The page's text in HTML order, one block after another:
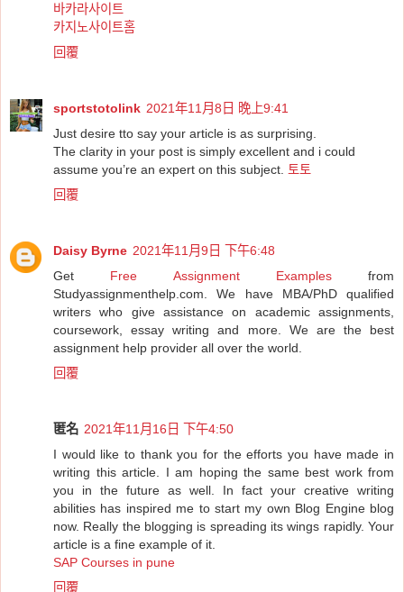
바카라사이트
카지노사이트홈
回覆
sportstotolink 2021年11月8日 晚上9:41
Just desire tto say your article is as surprising.
The clarity in your post is simply excellent and i could
assume you’re an expert on this subject.
토토
回覆
Daisy Byrne 2021年11月9日 下午6:48
Get Free Assignment Examplesfrom
Studyassignmenthelp.com. We have MBA/PhD qualified
writers who give assistance on academic assignments,
coursework, essay writing and more. We are the best
assignment help provider all over the world.
回覆
匿名 2021年11月16日 下午4:50
I would like to thank you for the efforts you have made in
writing this article. I am hoping the same best work from
you in the future as well. In fact your creative writing
abilities has inspired me to start my own Blog Engine blog
now. Really the blogging is spreading its wings rapidly. Your
article is a fine example of it.
SAP Courses in pune
回覆